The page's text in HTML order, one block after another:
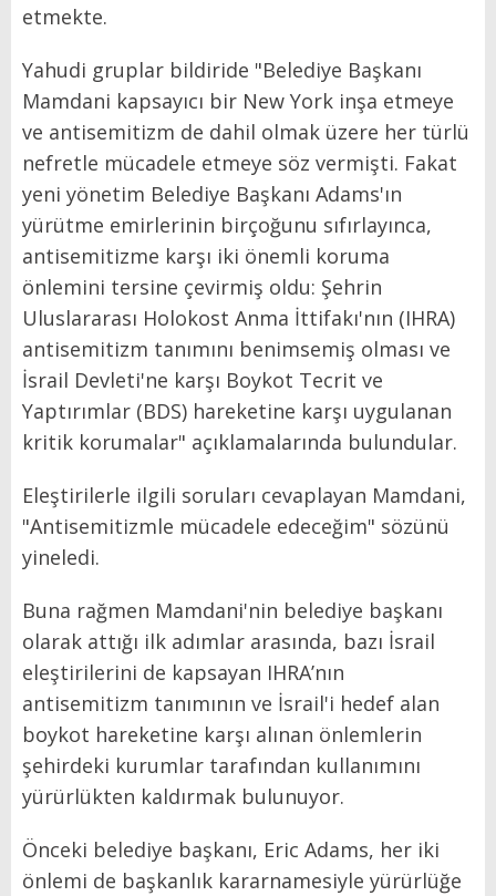
etmekte.
Yahudi gruplar bildiride "Belediye Başkanı
Mamdani kapsayıcı bir New York inşa etmeye
ve antisemitizm de dahil olmak üzere her türlü
nefretle mücadele etmeye söz vermişti. Fakat
yeni yönetim Belediye Başkanı Adams'ın
yürütme emirlerinin birçoğunu sıfırlayınca,
antisemitizme karşı iki önemli koruma
önlemini tersine çevirmiş oldu: Şehrin
Uluslararası Holokost Anma İttifakı'nın (IHRA)
antisemitizm tanımını benimsemiş olması ve
İsrail Devleti'ne karşı Boykot Tecrit ve
Yaptırımlar (BDS) hareketine karşı uygulanan
kritik korumalar" açıklamalarında bulundular.
Eleştirilerle ilgili soruları cevaplayan Mamdani,
"Antisemitizmle mücadele edeceğim" sözünü
yineledi.
Buna rağmen Mamdani'nin belediye başkanı
olarak attığı ilk adımlar arasında, bazı İsrail
eleştirilerini de kapsayan IHRA’nın
antisemitizm tanımının ve İsrail'i hedef alan
boykot hareketine karşı alınan önlemlerin
şehirdeki kurumlar tarafından kullanımını
yürürlükten kaldırmak bulunuyor.
Önceki belediye başkanı, Eric Adams, her iki
önlemi de başkanlık kararnamesiyle yürürlüğe